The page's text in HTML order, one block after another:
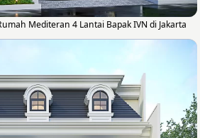
Mediteran 4 Lantai Bapak IVN di Jakarta